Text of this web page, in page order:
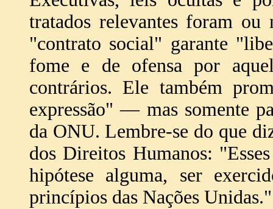
tratados relevantes foram ou
"contrato social" garante
fome e de ofensa por
contrários. Ele também
expressão" — mas somente
da ONU. Lembre-se do que
dos Direitos Humanos:
hipótese alguma, ser
princípios das Nações